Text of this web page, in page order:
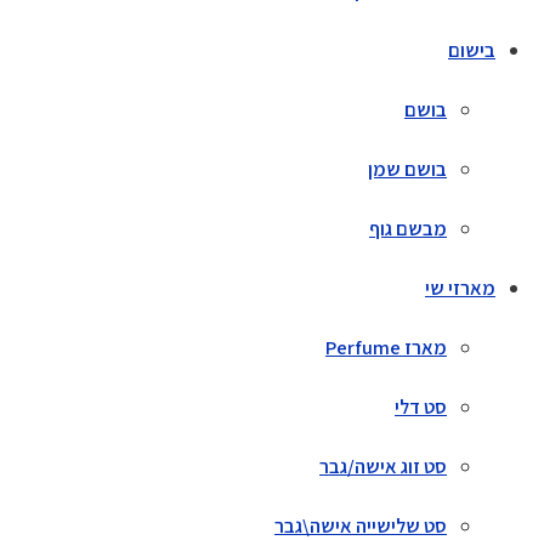
בישום
בושם
בושם שמן
מבשם גוף
מארזי שי
מארז Perfume
סט דלי
סט זוג אישה/גבר
סט שלישייה אישה\גבר